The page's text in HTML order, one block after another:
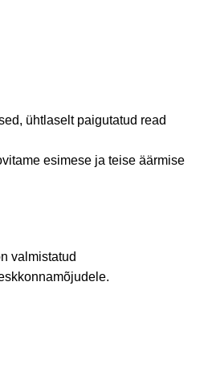
ühtlaselt paigutatud read
esimese ja teise äärmise
valmistatud